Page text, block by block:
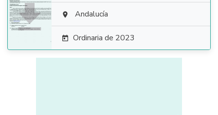
  Andalucía
 Ordinaria de 2023